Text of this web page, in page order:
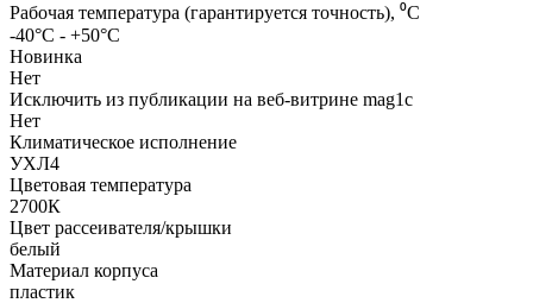
Рабочая температура (гарантируется точность), ⁰С
-40°C - +50°C
Новинка
Нет
Исключить из публикации на веб-витрине mag1c
Нет
Климатическое исполнение
УХЛ4
Цветовая температура
2700К
Цвет рассеивателя/крышки
белый
Материал корпуса
пластик